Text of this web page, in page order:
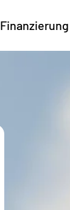
Finanzierung